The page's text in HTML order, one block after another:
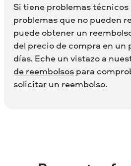
Si tiene problemas técnicos
problemas que no pueden
puede obtener un
del precio de compra en un
días. Eche un vistazo a
de reembolsos para
solicitar un reembolso.